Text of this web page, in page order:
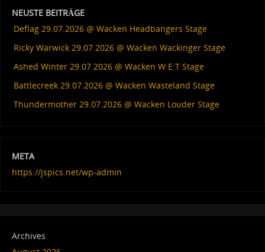
NEUSTE BEITRÄGE
Deflag 29.07.2026 @ Wacken Headbangers Stage
Ricky Warwick 29.07.2026 @ Wacken Wackinger Stage
Ashed Winter 29.07.2026 @ Wacken W:E:T Stage
Battlecreek 29.07.2026 @ Wacken Wasteland Stage
Thundermother 29.07.2026 @ Wacken Louder Stage
META
https://jspics.net/wp-admin
Archives